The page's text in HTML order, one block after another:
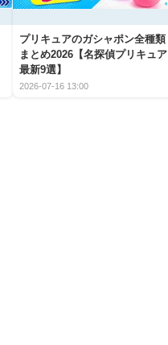
プリキュアのガシャポン全種類
まとめ2026【名探偵プリキュア
最新9選】
2026-07-16 13:00